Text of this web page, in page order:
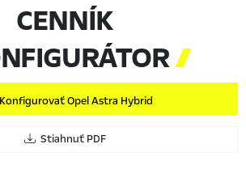
CENNÍK

Opel Astra Hybrid
Stiahnuť PDF